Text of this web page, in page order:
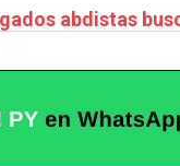
abdistas